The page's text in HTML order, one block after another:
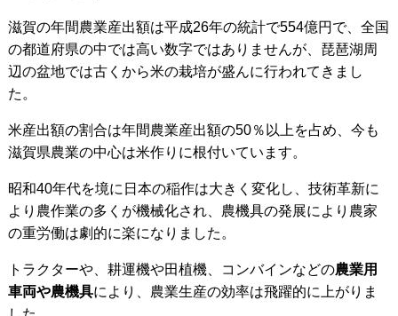
滋賀の年間農業産出額は平成26年の統計で554億円で、全国
の都道府県の中では高い数字ではありませんが、琵琶湖周
辺の盆地では古くから米の栽培が盛んに行われてきまし
た。
米産出額の割合は年間農業産出額の50％以上を占め、今も
滋賀県農業の中心は米作りに根付いています。
昭和40年代を境に日本の稲作は大きく変化し、技術革新に
より農作業の多くが機械化され、農機具の発展により農家
の重労働は劇的に楽になりました。
トラクターや、耕運機や田植機、コンバインなどの農業用
車両や農機具により、農業生産の効率は飛躍的に上がりま